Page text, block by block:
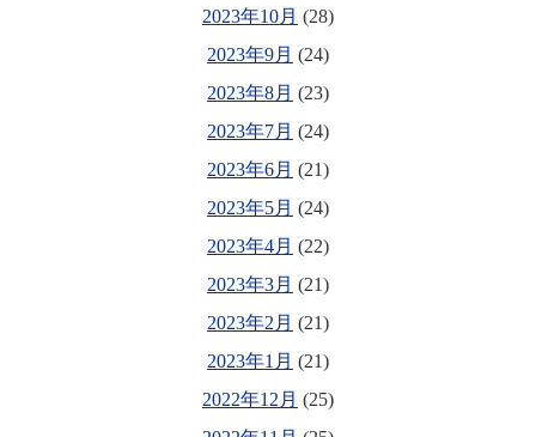
2023年10月 (28)
2023年9月 (24)
2023年8月 (23)
2023年7月 (24)
2023年6月 (21)
2023年5月 (24)
2023年4月 (22)
2023年3月 (21)
2023年2月 (21)
2023年1月 (21)
2022年12月 (25)